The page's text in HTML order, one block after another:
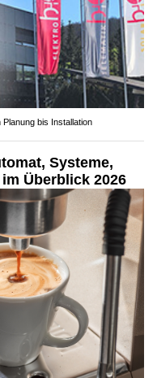
bis Installation
Systeme,
Überblick 2026